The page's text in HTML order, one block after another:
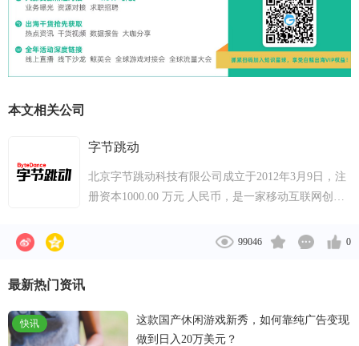
本文相关公司
字节跳动
北京字节跳动科技有限公司成立于2012年3月9日，注
册资本1000.00 万元 人民币，是一家移动互联网创业
化信息推荐引擎，自2012年8月份上线以来，已经累
99046 0
最新热门资讯
快讯
这款国产休闲游戏新秀，如何靠纯广告变现
做到日入20万美元？